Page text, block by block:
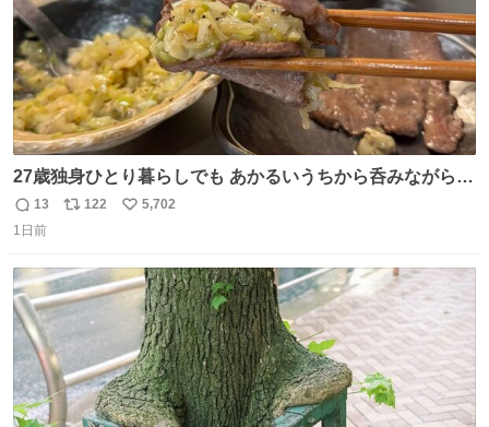
27歳独身ひとり暮らしでも あかるいうちから呑みながらキ
返
信
13
リ
ト
数
122
い
数
5,702
1日前